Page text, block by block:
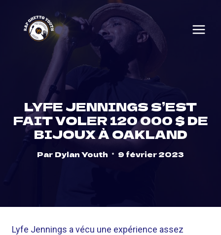
content
LYFE JENNINGS S’EST
FAIT VOLER 120 000 $ DE
BIJOUX À OAKLAND
Par Dylan Youth 9 février 2023
Lyfe Jennings a vécu une expérience assez